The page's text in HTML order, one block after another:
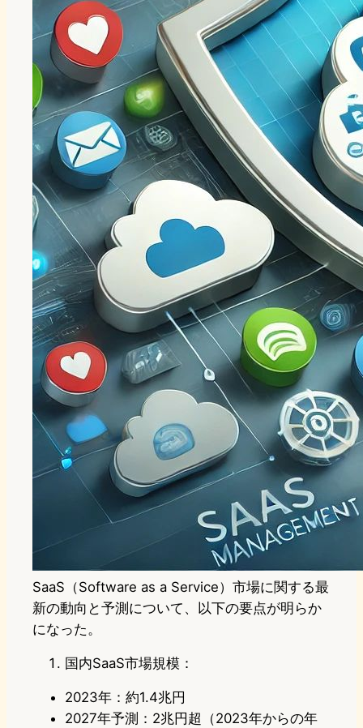
SaaS（Software as a Service）市場に関する最
新の動向と予測について、以下の要点が明らか
になった。
国内SaaS市場規模：
2023年：約1.4兆円
2027年予測：2兆円超（2023年からの年